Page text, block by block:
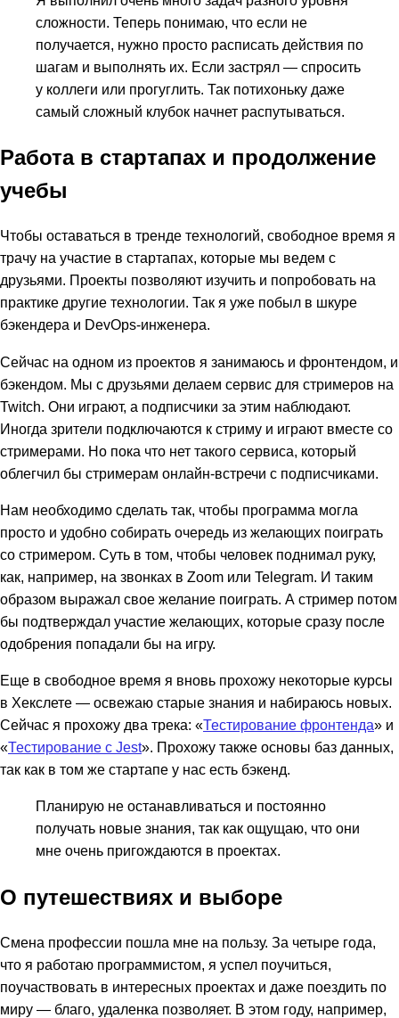
сложности. Теперь понимаю, что если не
получается, нужно просто расписать действия по
шагам и выполнять их. Если застрял — спросить
у коллеги или прогуглить. Так потихоньку даже
самый сложный клубок начнет распутываться.
Работа в стартапах и продолжение
учебы
Чтобы оставаться в тренде технологий, свободное время я
трачу на участие в стартапах, которые мы ведем с
друзьями. Проекты позволяют изучить и попробовать на
практике другие технологии. Так я уже побыл в шкуре
бэкендера и DevOps-инженера.
Сейчас на одном из проектов я занимаюсь и фронтендом, и
бэкендом. Мы с друзьями делаем сервис для стримеров на
Twitch. Они играют, а подписчики за этим наблюдают.
Иногда зрители подключаются к стриму и играют вместе со
стримерами. Но пока что нет такого сервиса, который
облегчил бы стримерам онлайн-встречи с подписчиками.
Нам необходимо сделать так, чтобы программа могла
просто и удобно собирать очередь из желающих поиграть
со стримером. Суть в том, чтобы человек поднимал руку,
как, например, на звонках в Zoom или Telegram. И таким
образом выражал свое желание поиграть. А стример потом
бы подтверждал участие желающих, которые сразу после
одобрения попадали бы на игру.
Еще в свободное время я вновь прохожу некоторые курсы
в Хекслете — освежаю старые знания и набираюсь новых.
Сейчас я прохожу два трека: «Тестирование фронтенда» и
«Тестирование с Jest». Прохожу также основы баз данных,
так как в том же стартапе у нас есть бэкенд.
Планирую не останавливаться и постоянно
получать новые знания, так как ощущаю, что они
мне очень пригождаются в проектах.
О путешествиях и выборе
Смена профессии пошла мне на пользу. За четыре года,
что я работаю программистом, я успел поучиться,
поучаствовать в интересных проектах и даже поездить по
миру — благо, удаленка позволяет. В этом году, например,